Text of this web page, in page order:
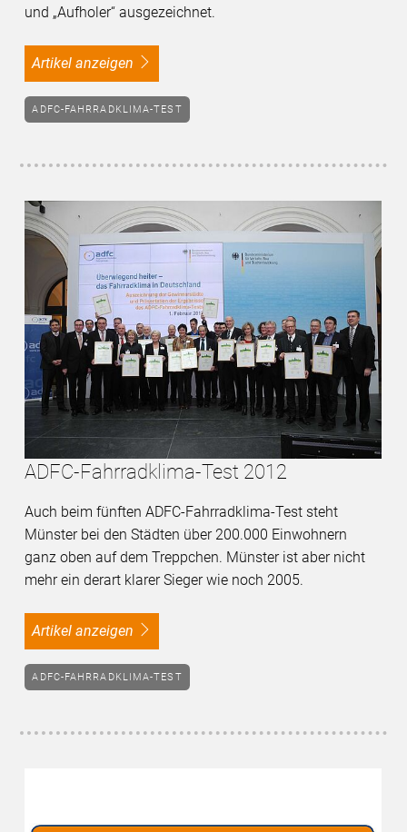
und „Aufholer“ ausgezeichnet.
Artikel anzeigen
ADFC-FAHRRADKLIMA-TEST
ADFC-Fahrradklima-Test 2012
Auch beim fünften ADFC-Fahrradklima-Test steht
Münster bei den Städten über 200.000 Einwohnern
ganz oben auf dem Treppchen. Münster ist aber nicht
mehr ein derart klarer Sieger wie noch 2005.
Artikel anzeigen
ADFC-FAHRRADKLIMA-TEST